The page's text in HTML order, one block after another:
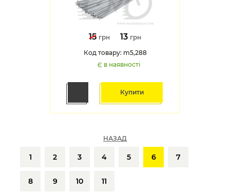
15 грн 13 грн
Код товару: m5,288
Є в наявності
Купити
НАЗАД
1 2 3 4 5 6 7
8 9 10 11